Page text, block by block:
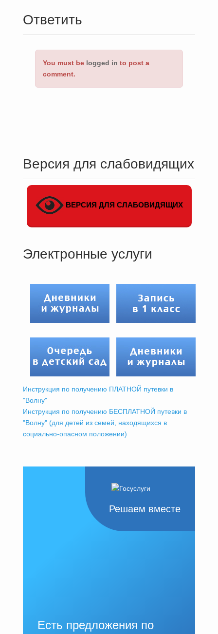
Ответить
You must be logged in to post a
comment.
Версия для слабовидящих
ВЕРСИЯ ДЛЯ СЛАБОВИДЯЩИХ
Электронные услуги
Инструкция по получению ПЛАТНОЙ путевки в
"Волну"
Инструкция по получению БЕСПЛАТНОЙ путевки в
"Волну" (для детей из семей, находящихся в
социально-опасном положении)
Решаем вместе
Есть предложения по